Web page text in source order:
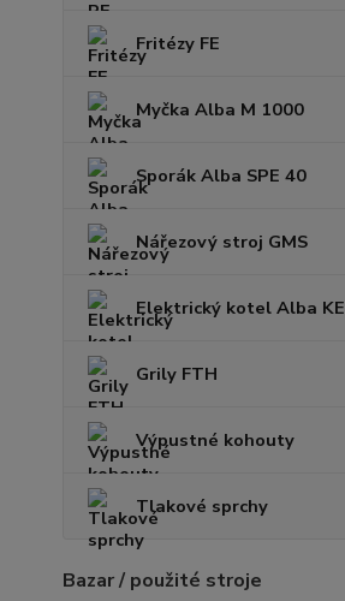
Fritézy FE
Myčka Alba M 1000
Sporák Alba SPE 40
Nářezový stroj GMS
Elektrický kotel Alba KE
Grily FTH
Výpustné kohouty
Tlakové sprchy
Bazar / použité stroje